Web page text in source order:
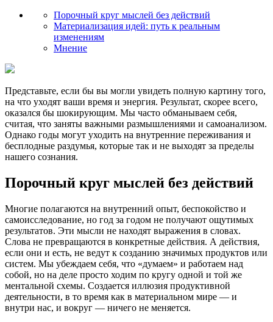
Порочный круг мыслей без действий
Материализация идей: путь к реальным
изменениям
Мнение
Представьте, если бы вы могли увидеть полную картину того,
на что уходят ваши время и энергия. Результат, скорее всего,
оказался бы шокирующим. Мы часто обманываем себя,
считая, что заняты важными размышлениями и самоанализом.
Однако годы могут уходить на внутренние переживания и
бесплодные раздумья, которые так и не выходят за пределы
нашего сознания.
Порочный круг мыслей без действий
Многие полагаются на внутренний опыт, беспокойство и
самоисследование, но год за годом не получают ощутимых
результатов. Эти мысли не находят выражения в словах.
Слова не превращаются в конкретные действия. А действия,
если они и есть, не ведут к созданию значимых продуктов или
систем. Мы убеждаем себя, что «думаем» и работаем над
собой, но на деле просто ходим по кругу одной и той же
ментальной схемы. Создается иллюзия продуктивной
деятельности, в то время как в материальном мире — и
внутри нас, и вокруг — ничего не меняется.